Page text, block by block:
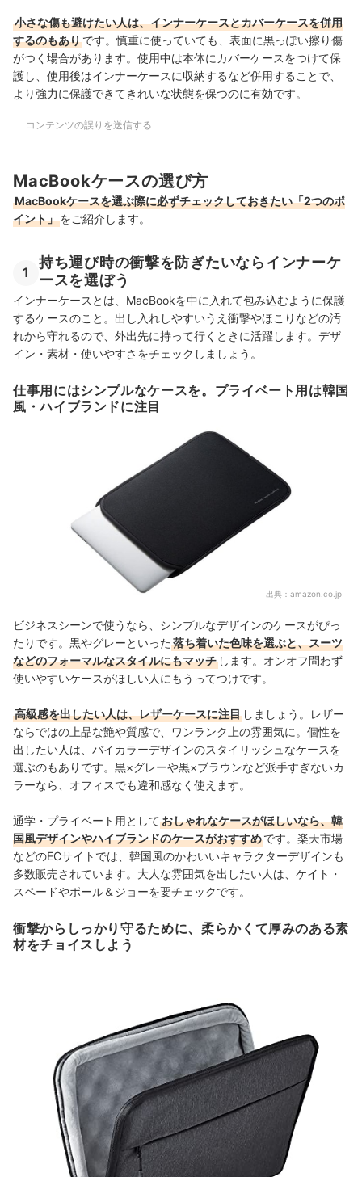
小さな傷も避けたい人は、インナーケースとカバーケースを併用
するのもありです。慎重に使っていても、表面に黒っぽい擦り傷
がつく場合があります。使用中は本体にカバーケースをつけて保
護し、使用後はインナーケースに収納するなど併用することで、
より強力に保護できてきれいな状態を保つのに有効です。
コンテンツの誤りを送信する
MacBookケースの選び方
MacBookケースを選ぶ際に必ずチェックしておきたい「2つのポ
イント」をご紹介します。
1
持ち運び時の衝撃を防ぎたいならインナーケ
ースを選ぼう
インナーケースとは、MacBookを中に入れて包み込むように保護
するケースのこと。出し入れしやすいうえ衝撃やほこりなどの汚
れから守れるので、外出先に持って行くときに活躍します。デザ
イン・素材・使いやすさをチェックしましょう。
仕事用にはシンプルなケースを。プライベート用は韓国
風・ハイブランドに注目
出典： amazon.co.jp
ビジネスシーンで使うなら、シンプルなデザインのケースがぴっ
たりです。 黒やグレーといった 落ち着いた色味を選ぶと、スーツ
などのフォーマルなスタイルにもマッチ します。オンオフ問わず
使いやすいケースがほしい人にもうってつけです。
高級感を出したい人は、レザーケースに注目 しましょう。レザー
ならではの上品な艶や質感で、ワンランク上の雰囲気に。個性を
出したい人は、バイカラーデザインのスタイリッシュなケースを
選ぶのもありです。黒×グレーや黒×ブラウンなど派手すぎないカ
ラーなら、オフィスでも違和感なく使えます。
通学・プライベート用としておしゃれなケースがほしいなら、韓
国風デザインやハイブランドのケースがおすすめです。楽天市場
などのECサイトでは、韓国風のかわいいキャラクターデザインも
多数販売されています。大人な雰囲気を出したい人は、ケイト・
スペードやポール＆ジョーを要チェックです。
衝撃からしっかり守るために、柔らかくて厚みのある素
材をチョイスしよう